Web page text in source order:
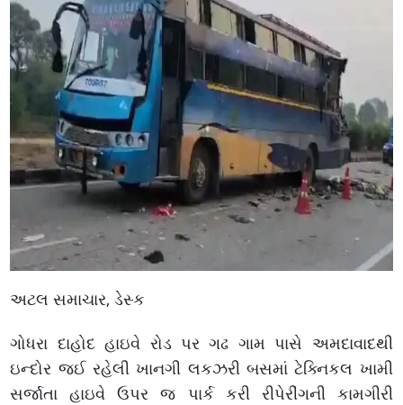
અટલ સમાચાર, ડેસ્ક
ગોધરા દાહોદ હાઇવે રોડ પર ગઢ ગામ પાસે અમદાવાદથી
ઇન્દોર જઈ રહેલી ખાનગી લકઝરી બસમાં ટેક્નિકલ ખામી
સર્જાતા હાઇવે ઉપર જ પાર્ક કરી રીપેરીંગની કામગીરી